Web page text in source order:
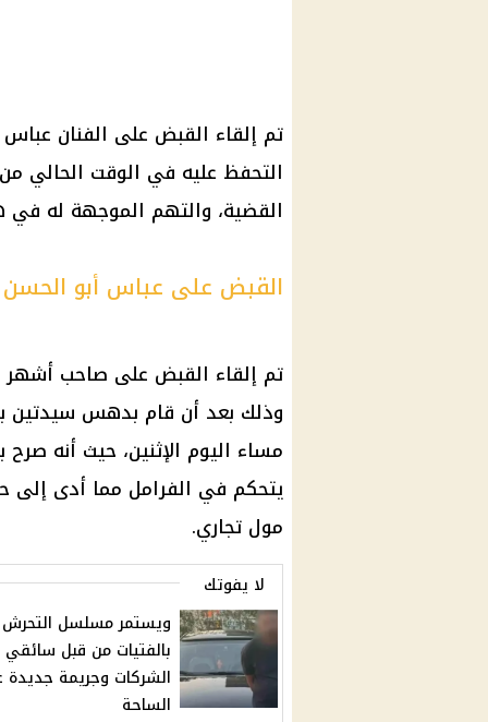
تم إلقاء القبض على الفنان
التحفظ عليه في الوقت الحالي
القضية، والتهم الموجهة له في
القبض على عباس أبو الحسن
تم إلقاء القبض على صاحب أشهر
وذلك بعد أن قام بدهس سيدتين
مساء اليوم الإثنين، حيث أنه
يتحكم في الفرامل مما أدى إلى
مول تجاري.
لا يفوتك
ويستمر مسلسل التحرش
بالفتيات من قبل سائقي
الشركات وجريمة
الساحة